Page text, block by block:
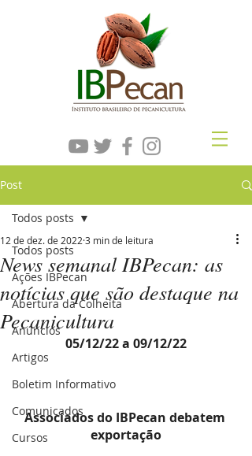
Post
Todos posts
Ações IBPecan
Abertura da Colheita
Anúncios
Artigos
Boletim Informativo
Comunicados
Cursos
Todos posts
News semanal IBPecan: as
notícias que são destaque na
Pecanicultura
12 de dez. de 2022 3 min de leitura
05/12/22 a 09/12/22
Associados do IBPecan debatem
exportação